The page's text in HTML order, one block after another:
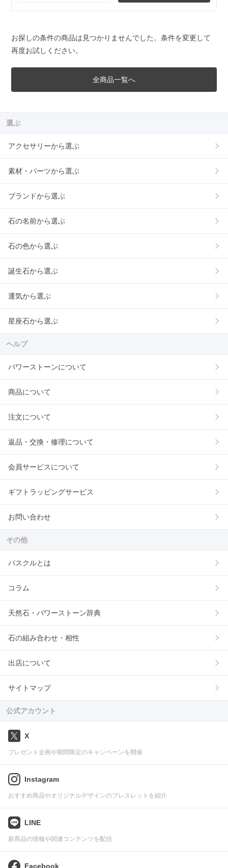
お探しの条件の商品は見つかりませんでした。条件を変更して
再度お試しください。
全商品一覧へ
選ぶ
アクセサリーから選ぶ
素材・パーツから選ぶ
ブランドから選ぶ
石の名前から選ぶ
石の色から選ぶ
誕生石から選ぶ
運気から選ぶ
星座石から選ぶ
ヘルプ
パワーストーンについて
商品について
注文について
返品・交換・修理について
会員サービスについて
ギフトラッピングサービス
お問い合わせ
その他
パスクルとは
コラム
天然石・パワーストーン辞典
石の組み合わせ・相性
出店について
サイトマップ
公式アカウント
X
プレゼント企画や期間限定のキャンペーンを開催
Instagram
おすすめ商品やオリジナルデザインのブレスレットを紹介
LINE
新商品の情報や関連コンテンツを配信
Facebook